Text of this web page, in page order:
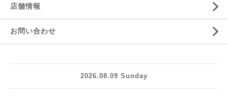
店舗情報
お問い合わせ
2026.08.09 Sunday